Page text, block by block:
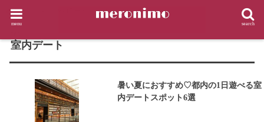
search
menu
HOME
室内デート
暑い夏におすすめ♡都内の1日遊べる室
内デートスポット6選